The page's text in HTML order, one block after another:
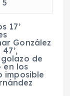
5
17’
González
de
en los
imposible